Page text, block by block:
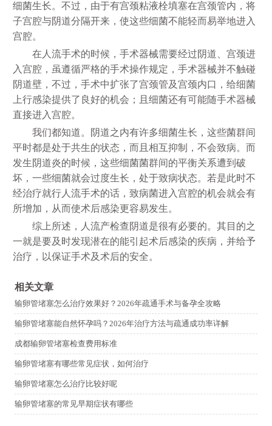
细菌生长。不过，由于有宫颈粘液栓填塞在宫颈管内，将
子宫腔与阴道分隔开来，使这些细菌不能轻而易举地进入
宫腔。
在人流手术的时候，手术器械需要经过阴道、宫颈进
入宫腔，虽遵循严格的手术操作规定，手术器械并不触碰
阴道壁，不过，手术中扩张了宫颈管及宫颈内口，给细菌
上行感染提供了良好的机会；且细菌还有可能随手术器械
直接进入宫腔。
我们都知道。阴道之内有许多细菌生长，这些菌群间
平时都是处于共生的状态，而且相互抑制，不会致病。而
发生阴道炎的时候，这些细菌菌群间的平衡关系遭到破
坏，一些细菌就会过度生长，处于致病状态。若是此时不
经治疗就行人流手术的话，致病菌进入宫腔的机会就会有
所增加，从而使术后感染更容易发生。
综上所述，人流产检查阴道是很有必要的。其目的之
一就是要及时发现潜在的能引起术后感染的疾病，并给予
治疗，以保证手术及术后的安全。
相关文章
输卵管堵塞怎么治疗效果好？2026年疏通手术与备孕全攻略
输卵管堵塞能自然怀孕吗？2026年治疗方法与疏通成功率详解
成都输卵管堵塞检查费用标准
输卵管堵塞有哪些常见症状，如何治疗
输卵管堵塞怎么治疗比较好呢
输卵管堵塞的常见早期症状有哪些